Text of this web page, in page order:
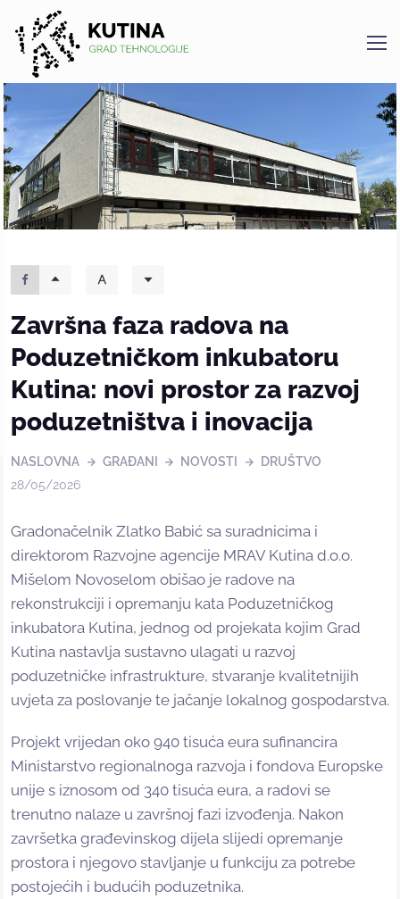
Kutina
Završna faza radova na
Poduzetničkom inkubatoru
Kutina: novi prostor za razvoj
poduzetništva i inovacija
NASLOVNA GRAĐANI NOVOSTI
DRUŠTVO
28/05/2026
Gradonačelnik Zlatko Babić sa suradnicima i
direktorom Razvojne agencije MRAV Kutina d.o.o.
Mišelom Novoselom obišao je radove na
rekonstrukciji i opremanju kata Poduzetničkog
inkubatora Kutina, jednog od projekata kojim Grad
Kutina nastavlja sustavno ulagati u razvoj
poduzetničke infrastrukture, stvaranje kvalitetnijih
uvjeta za poslovanje te jačanje lokalnog gospodarstva.
Projekt vrijedan oko 940 tisuća eura sufinancira
Ministarstvo regionalnoga razvoja i fondova Europske
unije s iznosom od 340 tisuća eura, a radovi se
trenutno nalaze u završnoj fazi izvođenja. Nakon
završetka građevinskog dijela slijedi opremanje
prostora i njegovo stavljanje u funkciju za potrebe
postojećih i budućih poduzetnika.